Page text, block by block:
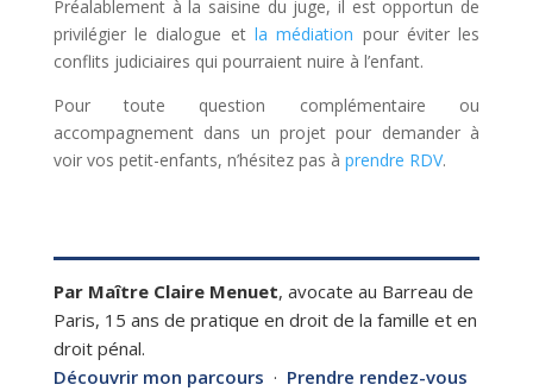
Préalablement à la saisine du juge, il est opportun de
privilégier le dialogue etla médiation pour éviter les
conflits judiciaires qui pourraient nuire à l’enfant.
Pour toute question complémentaire ou
accompagnement dans un projet pour demander à
voir vos petit-enfants, n’hésitez pas à prendre RDV.
Par Maître Claire Menuet, avocate au Barreau de
Paris, 15 ans de pratique en droit de la famille et en
droit pénal.
Découvrir mon parcours · Prendre rendez-vous